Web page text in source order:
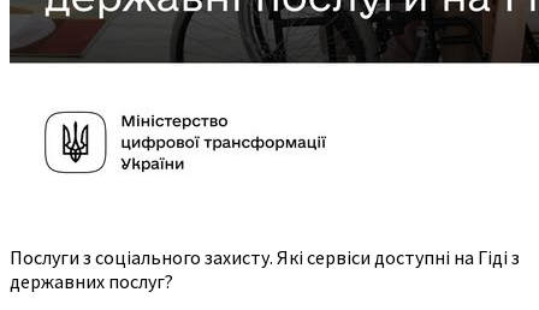
Послуги з соціального захисту. Які сервіси доступні на Гіді з
державних послуг?